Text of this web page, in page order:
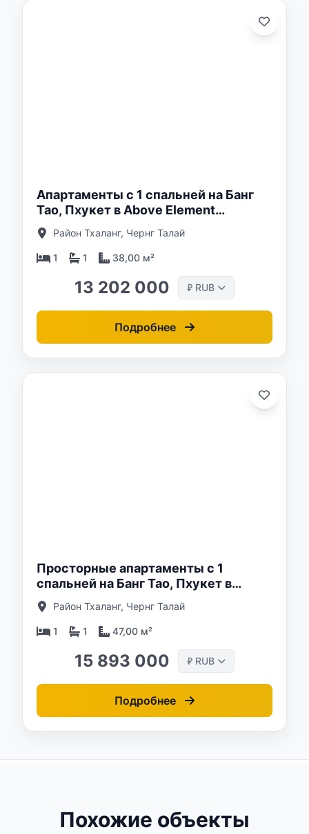
Апартаменты с 1 спальней на Банг
Тао, Пхукет в Above Element
Condominium
Район Тхаланг, Чернг Талай
1 1 38,00 м²
13 202 000 ₽ RUB
Подробнее
Просторные апартаменты с 1
спальней на Банг Тао, Пхукет в
Above Element Condominium
Район Тхаланг, Чернг Талай
1 1 47,00 м²
15 893 000 ₽ RUB
Подробнее
Похожие объекты